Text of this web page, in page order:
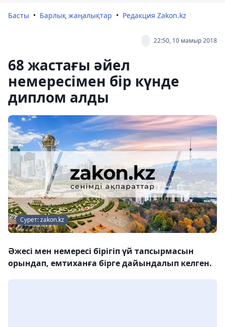
Басты Барлық жаңалықтар Редакция Zakon.kz
22:50, 10 мамыр 2018
68 жастағы әйел
немересімен бір күнде
диплом алды
Сурет: zakon.kz
Әжесі мен немересі бірігіп үй тапсырмасын
орындап, емтиханға бірге дайындалып келген.